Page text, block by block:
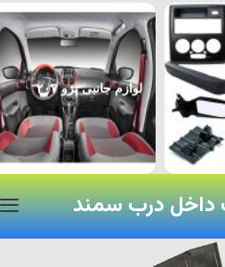
لوازم جانبی پژو ۲۰۷
داخل درب سمند